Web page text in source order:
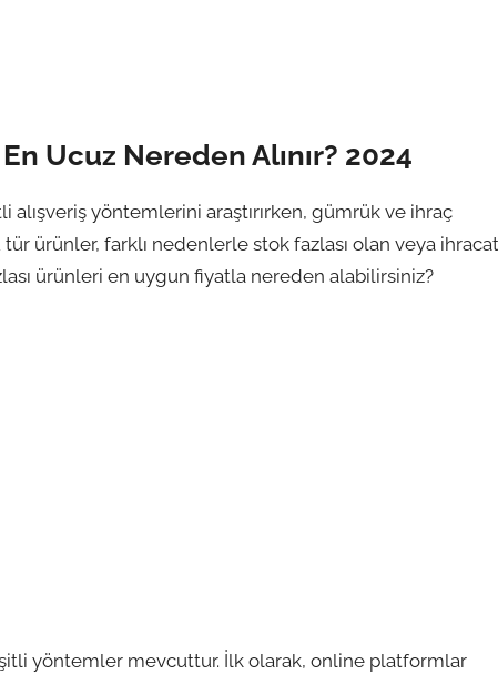
Ucuz Nereden Alınır? 2024
yöntemlerini araştırırken, gümrük ve ihraç
ürünler, farklı nedenlerle stok fazlası olan veya ihracat
ürünleri en uygun fiyatla nereden alabilirsiniz?
yöntemler mevcuttur. İlk olarak, online platformlar